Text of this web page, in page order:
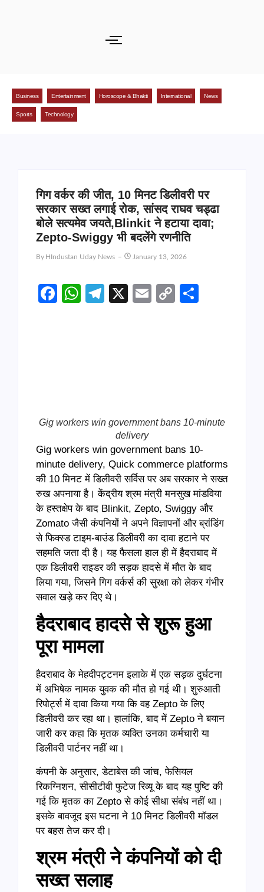
Business Entertainment Horoscope & Bhakti International News
Sports Technology
गिग वर्कर की जीत, 10 मिनट डिलीवरी पर
सरकार सख्त लगाई रोक, सांसद राघव चड्ढा
बोले सत्यमेव जयते,Blinkit ने हटाया दावा;
Zepto-Swiggy भी बदलेंगे रणनीति
By HIndustan Uday News January 13, 2026
Facebook
WhatsApp
Telegram
X EmailCopy
Gig workers win government bans 10-minute
delivery
Gig workers win government bans 10-
minute delivery, Quick commerce platforms
की 10 मिनट में डिलीवरी सर्विस पर अब सरकार ने सख्त
रुख अपनाया है। केंद्रीय श्रम मंत्री मनसुख मांडविया
के हस्तक्षेप के बाद Blinkit, Zepto, Swiggy और
Zomato जैसी कंपनियों ने अपने विज्ञापनों और ब्रांडिंग
से फिक्स्ड टाइम-बाउंड डिलीवरी का दावा हटाने पर
सहमति जता दी है। यह फैसला हाल ही में हैदराबाद में
एक डिलीवरी राइडर की सड़क हादसे में मौत के बाद
लिया गया, जिसने गिग वर्कर्स की सुरक्षा को लेकर गंभीर
सवाल खड़े कर दिए थे।
हैदराबाद हादसे से शुरू हुआ
पूरा मामला
हैदराबाद के मेहदीपट्टनम इलाके में एक सड़क दुर्घटना
में अभिषेक नामक युवक की मौत हो गई थी। शुरुआती
रिपोर्ट्स में दावा किया गया कि वह Zepto के लिए
डिलीवरी कर रहा था। हालांकि, बाद में Zepto ने बयान
जारी कर कहा कि मृतक व्यक्ति उनका कर्मचारी या
डिलीवरी पार्टनर नहीं था।
कंपनी के अनुसार, डेटाबेस की जांच, फेसियल
रिकग्निशन, सीसीटीवी फुटेज रिव्यू के बाद यह पुष्टि की
गई कि मृतक का Zepto से कोई सीधा संबंध नहीं था।
इसके बावजूद इस घटना ने 10 मिनट डिलीवरी मॉडल
पर बहस तेज कर दी।
श्रम मंत्री ने कंपनियों को दी
सख्त सलाह